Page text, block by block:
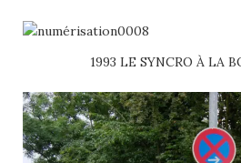
1993 LE SYNCRO À LA